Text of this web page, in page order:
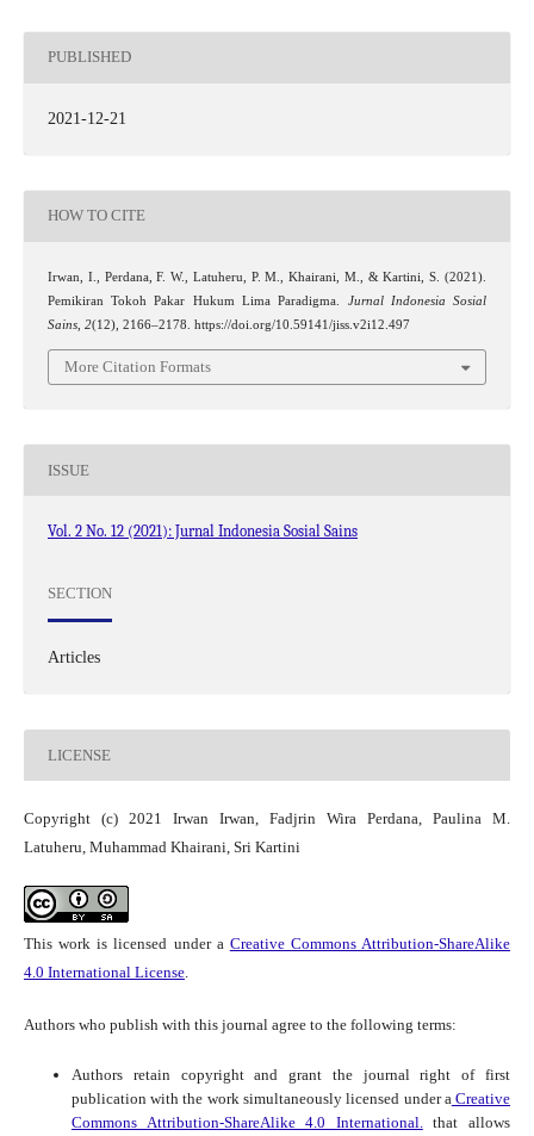
PUBLISHED
2021-12-21
HOW TO CITE
Irwan, I., Perdana, F. W., Latuheru, P. M., Khairani, M., & Kartini, S. (2021).
Pemikiran Tokoh Pakar Hukum Lima Paradigma. Jurnal Indonesia Sosial
Sains, 2(12), 2166–2178. https://doi.org/10.59141/jiss.v2i12.497
More Citation Formats
ISSUE
Vol. 2 No. 12 (2021): Jurnal Indonesia Sosial Sains
SECTION
Articles
LICENSE
Copyright (c) 2021 Irwan Irwan, Fadjrin Wira Perdana, Paulina M.
Latuheru, Muhammad Khairani, Sri Kartini
This work is licensed under a Creative Commons Attribution-ShareAlike
4.0 International License.
Authors who publish with this journal agree to the following terms:
Authors retain copyright and grant the journal right of first
publication with the work simultaneously licensed under aCreative
Commons Attribution-ShareAlike 4.0 International.that allows